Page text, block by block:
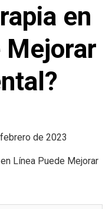
en
Mejorar
de 2023
Línea Puede Mejorar